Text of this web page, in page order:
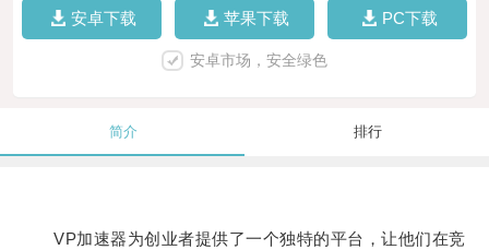
安卓下载 苹果下载 PC下载
安卓市场，安全绿色
简介 排行
VP加速器为创业者提供了一个独特的平台，让他们在竞